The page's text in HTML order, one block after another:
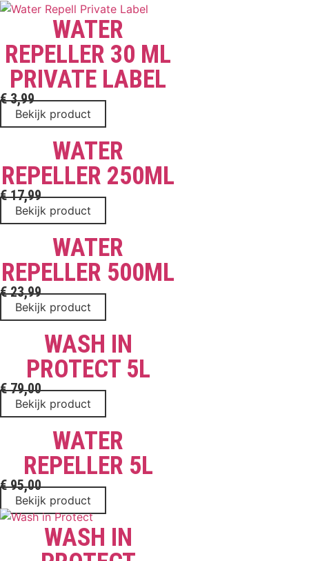
WATER
REPELLER 30 ML
PRIVATE LABEL
€3,99
Bekijk product
WATER
REPELLER 250ML
€17,99
Bekijk product
WATER
REPELLER 500ML
€23,99
Bekijk product
WASH IN
PROTECT 5L
€79,00
Bekijk product
WATER
REPELLER 5L
€95,00
Bekijk product
WASH IN